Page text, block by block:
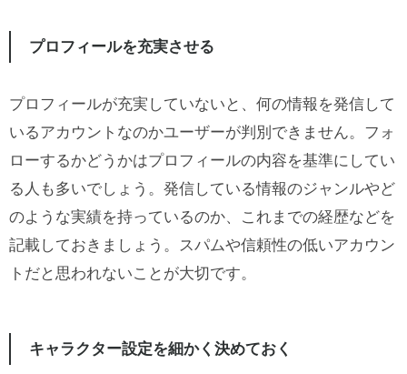
プロフィールを充実させる
プロフィールが充実していないと、何の情報を発信して
いるアカウントなのかユーザーが判別できません。フォ
ローするかどうかはプロフィールの内容を基準にしてい
る人も多いでしょう。発信している情報のジャンルやど
のような実績を持っているのか、これまでの経歴などを
記載しておきましょう。スパムや信頼性の低いアカウン
トだと思われないことが大切です。
キャラクター設定を細かく決めておく